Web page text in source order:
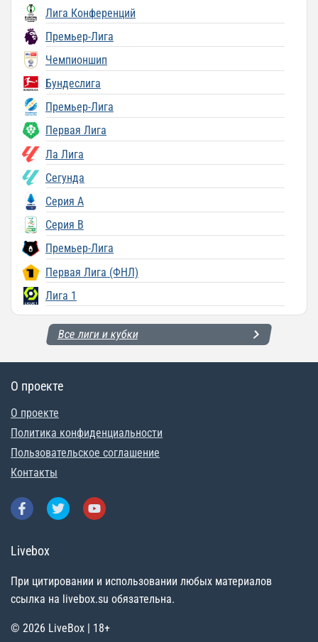
Лига Конференций
Премьер-Лига
Чемпионшип
Бундеслига
Премьер-Лига
Первая Лига
Ла Лига
Сегунда
Серия A
Серия B
Премьер-Лига
Первая Лига (ФНЛ)
Лига 1
Все лиги и кубки
О проекте
О проекте
Политика конфиденциальности
Пользовательское соглашение
Контакты
Livebox
При цитировании и использовании любых материалов
ссылка на livebox.su обязательна.
© 2026 LiveBox | 18+